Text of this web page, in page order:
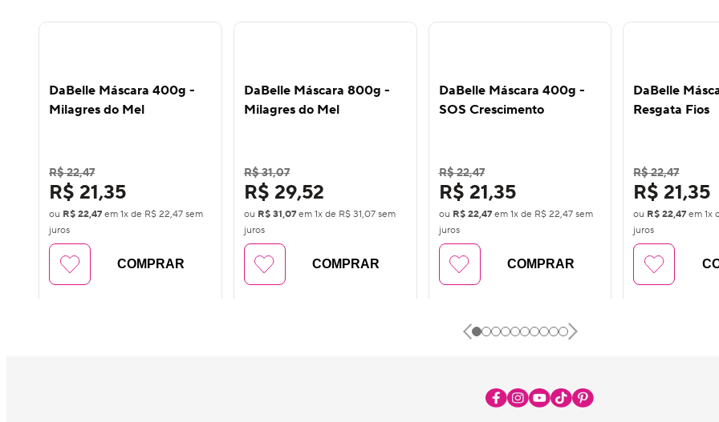
DaBelle Máscara 400g -
Milagres do Mel
R$ 22,47
R$ 21,35
ou R$ 22,47 em 1x de R$ 22,47 sem
juros
COMPRAR
DaBelle Máscara 800g -
Milagres do Mel
R$ 31,07
R$ 29,52
ou R$ 31,07em 1x de R$ 31,07sem
juros
COMPRAR
DaBelle Máscara 400g -
SOS Crescimento
R$ 22,47
R$ 21,35
ou R$ 22,47em 1x de R$ 22,47sem
juros
COMPRAR
DaBelle
Resgata Fios
R$ 22,47
R$ 21,35
ou R$ 22,47 em1x
juros